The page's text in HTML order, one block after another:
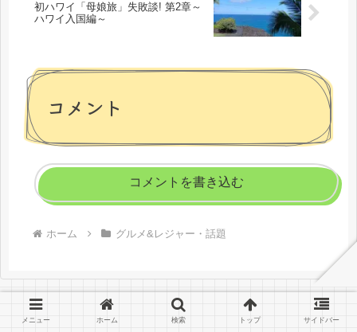
初ハワイ「母娘旅」失敗談! 第2章～
ハワイ入国編～
コメント
コメントを書き込む
ホーム グルメ&レジャー・話題
メニュー ホーム 検索 トップ サイドバー